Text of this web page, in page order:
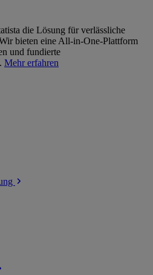
die Lösung für verlässliche
bieten eine All-in-One-Plattform
und fundierte
Mehr erfahren